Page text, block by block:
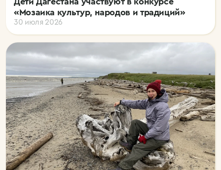
«Мозаика культур, народов и традиций»
30 июля 2026